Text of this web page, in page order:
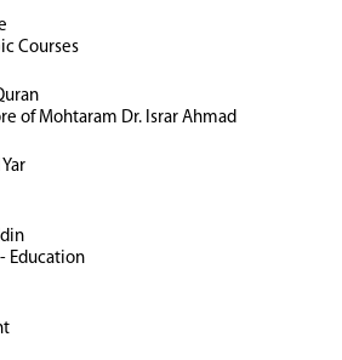
Courses
of Mohtaram Dr. Israr Ahmad
Education